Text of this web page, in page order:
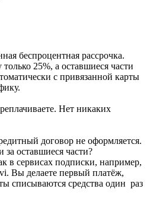
беспроцентная рассрочка.
только 25%, а оставшиеся части
с привязанной карты
Нет никаких
договор не оформляется.
за оставшиеся части?
в сервисах подписки, например,
Вы делаете первый платёж,
списываются средства один раз